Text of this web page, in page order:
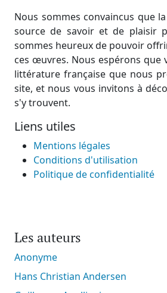
Nous sommes convaincus que
source de savoir et de plaisir
sommes heureux de pouvoir
ces œuvres. Nous espérons que
littérature française que nous
site, et nous vous invitons à
s'y trouvent.
Liens utiles
Mentions légales
Conditions d'utilisation
Politique de confidentialité
Les auteurs
Anonyme
Hans Christian Andersen